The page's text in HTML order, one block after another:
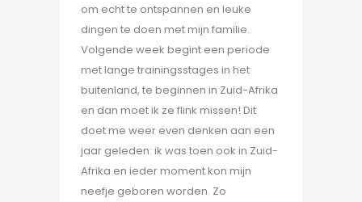
om echt te ontspannen en leuke
dingen te doen met mijn familie.
Volgende week begint een periode
met lange trainingsstages in het
buitenland, te beginnen in Zuid-Afrika
en dan moet ik ze flink missen! Dit
doet me weer even denken aan een
jaar geleden: ik was toen ook in Zuid-
Afrika en ieder moment kon mijn
neefje geboren worden. Zo